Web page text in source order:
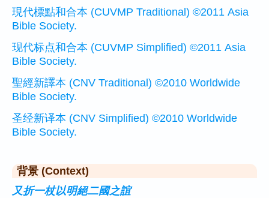
現代標點和合本 (CUVMP Traditional) ©2011 Asia
Bible Society.
现代标点和合本 (CUVMP Simplified) ©2011 Asia
Bible Society.
聖經新譯本 (CNV Traditional) ©2010 Worldwide
Bible Society.
圣经新译本 (CNV Simplified) ©2010 Worldwide
Bible Society.
背景 (Context)
又折一杖以明絕二國之誼